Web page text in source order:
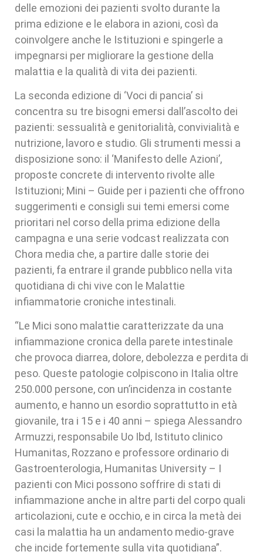
delle emozioni dei pazienti svolto durante la
prima edizione e le elabora in azioni, così da
coinvolgere anche le Istituzioni e spingerle a
impegnarsi per migliorare la gestione della
malattia e la qualità di vita dei pazienti.
La seconda edizione di ‘Voci di pancia’ si
concentra su tre bisogni emersi dall’ascolto dei
pazienti: sessualità e genitorialità, convivialità e
nutrizione, lavoro e studio. Gli strumenti messi a
disposizione sono: il ‘Manifesto delle Azioni’,
proposte concrete di intervento rivolte alle
Istituzioni; Mini – Guide per i pazienti che offrono
suggerimenti e consigli sui temi emersi come
prioritari nel corso della prima edizione della
campagna e una serie vodcast realizzata con
Chora media che, a partire dalle storie dei
pazienti, fa entrare il grande pubblico nella vita
quotidiana di chi vive con le Malattie
infiammatorie croniche intestinali.
“Le Mici sono malattie caratterizzate da una
infiammazione cronica della parete intestinale
che provoca diarrea, dolore, debolezza e perdita di
peso. Queste patologie colpiscono in Italia oltre
250.000 persone, con un’incidenza in costante
aumento, e hanno un esordio soprattutto in età
giovanile, tra i 15 e i 40 anni – spiega Alessandro
Armuzzi, responsabile Uo Ibd, Istituto clinico
Humanitas, Rozzano e professore ordinario di
Gastroenterologia, Humanitas University – I
pazienti con Mici possono soffrire di stati di
infiammazione anche in altre parti del corpo quali
articolazioni, cute e occhio, e in circa la metà dei
casi la malattia ha un andamento medio-grave
che incide fortemente sulla vita quotidiana”.